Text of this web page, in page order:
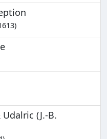
(J.-B.